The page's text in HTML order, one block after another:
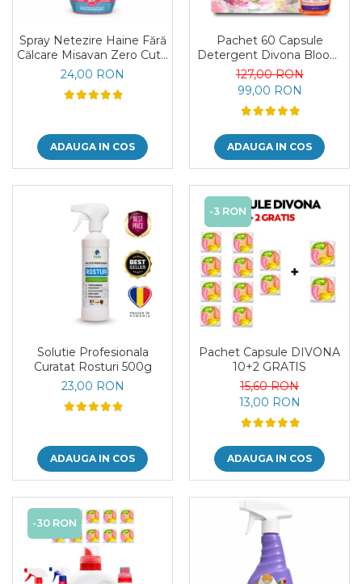
Spray Netezire Haine Fără
Călcare Misavan Zero Cute
Harmony Parfum Discret
500 ml
24,00 RON
ADAUGA IN COS
Pachet 60 Capsule
Detergent Divona Bloom
si Parfum de Rufe Corfu
Breeze by Delia 200 ml
127,00 RON
99,00 RON
ADAUGA IN COS
Solutie Profesionala
Curatat Rosturi 500g
23,00 RON
ADAUGA IN COS
-3 RON
Pachet Capsule DIVONA
10+2 GRATIS
15,60 RON
13,00 RON
ADAUGA IN COS
-30 RON